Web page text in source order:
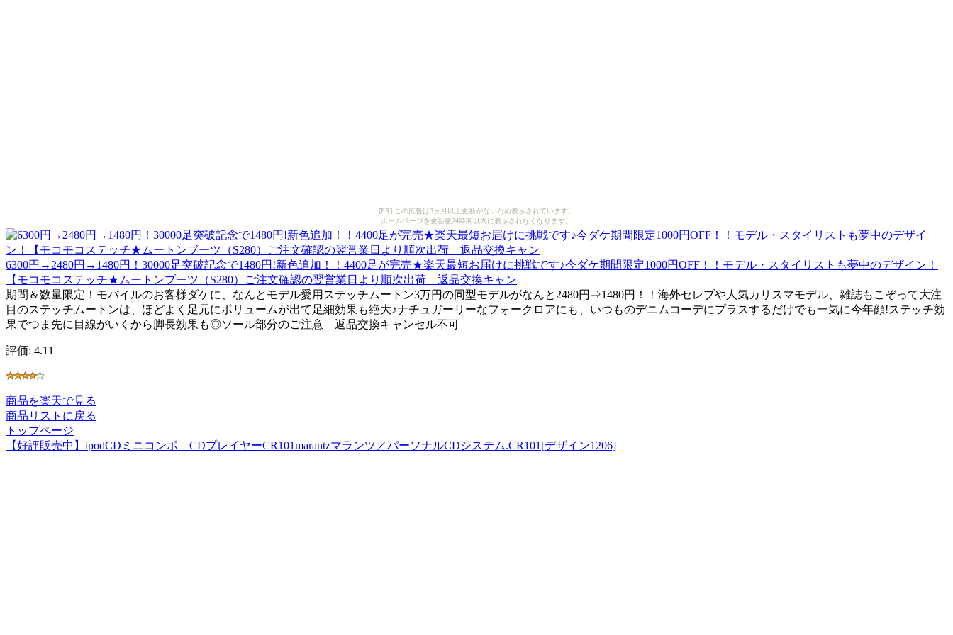
[PR] この広告は3ヶ月以上更新がないため表示されています。
ホームページを更新後24時間以内に表示されなくなります。
6300円→2480円→1480円！30000足突破記念で1480円!新色追加！！4400足が完売★楽天最短お届けに挑戦です♪今ダケ期間限定1000円OFF！！モデル・スタイリストも夢中のデザイン！
【モコモコステッチ★ムートンブーツ（S280）ご注文確認の翌営業日より順次出荷 返品交換キャン
期間＆数量限定！モバイルのお客様ダケに、なんとモデル愛用ステッチムートン3万円の同型モデルがなんと2480円⇒1480円！！海外セレブや人気カリスマモデル、雑誌もこぞって大注
目のステッチムートンは、ほどよく足元にボリュームが出て足細効果も絶大♪ナチュガーリーなフォークロアにも、いつものデニムコーデにプラスするだけでも一気に今年顔!ステッチ効
果でつま先に目線がいくから脚長効果も◎ソール部分のご注意 返品交換キャンセル不可
評価: 4.11
商品を楽天で見る
商品リストに戻る
トップページ
【好評販売中】ipodCDミニコンポ CDプレイヤーCR101marantzマランツ／パーソナルCDシステム.CR101[デザイン1206]